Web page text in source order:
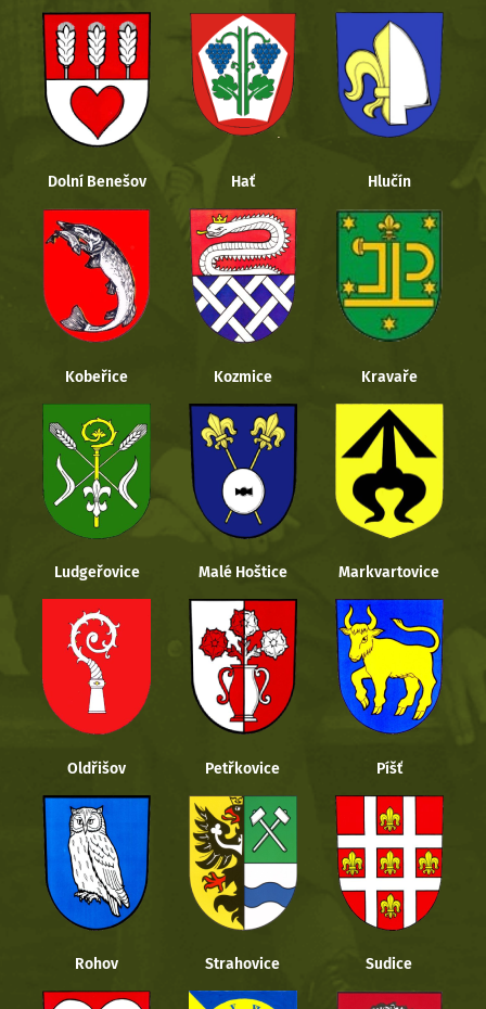
Dolní Benešov Hať Hlučín
Kobeřice Kozmice Kravaře
Ludgeřovice Malé Hoštice Markvartovice
Oldřišov Petřkovice Píšť
Rohov Strahovice Sudice